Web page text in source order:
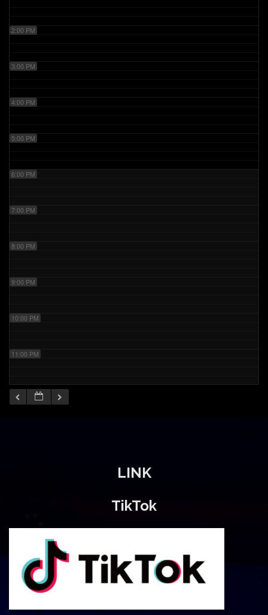
2:00 PM
3:00 PM
4:00 PM
5:00 PM
6:00 PM
7:00 PM
8:00 PM
9:00 PM
10:00 PM
11:00 PM
LINK
TikTok